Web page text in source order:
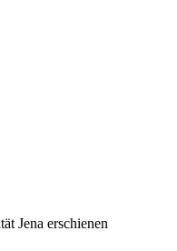
Jena erschienen